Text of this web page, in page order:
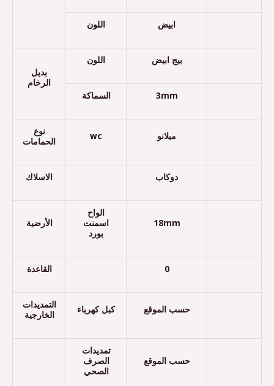
اللون ابيض
بديل
الرخام
اللون بيج ابيض
السماكة 3mm
نوع
الحمامات
wc ميلانو
الاسلاك دوكاب
الأرضية
الواح
اسمنت
بورد
18mm
القاعدة 0
التمديدات
الخارجية
كبل كهرباء حسب الموقع
تمديدات
الصرف
الصحي
حسب الموقع